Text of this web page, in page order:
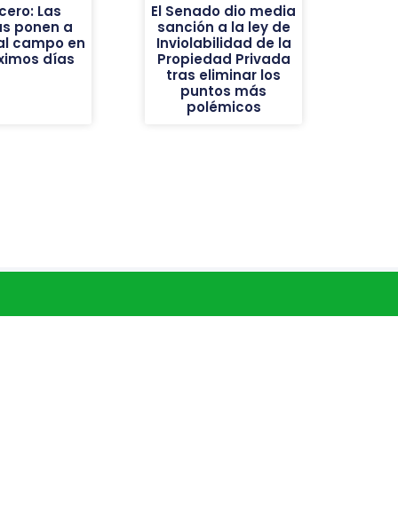
Las
ponen a
campo en
días
El Senado dio media
sanción a la ley de
Inviolabilidad de la
Propiedad Privada
tras eliminar los
puntos más
polémicos